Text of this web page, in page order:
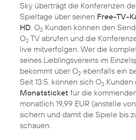
Sky überträgt die Konferenzen
Spieltage über seinen Free-TV-
HD. O2 Kunden können den
O2 TV abrufen und die
live mitverfolgen. Wer die
seines Lieblingsvereins im
bekommt über O2 ebenfalls ein
Seit 13.5. können sich O2 Kunden
Monatsticket für die
monatlich 19,99 EUR (anstelle
sichern und damit die Spiele bis